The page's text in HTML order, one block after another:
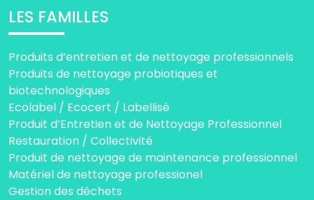
LES FAMILLES
Produits d’entretien et de nettoyage professionnels
Produits de nettoyage probiotiques et
biotechnologiques
Ecolabel / Ecocert / Labellisé
Produit d’Entretien et de Nettoyage Professionnel
Restauration / Collectivité
Produit de nettoyage de maintenance professionnel
Matériel de nettoyage professionel
Gestion des déchets